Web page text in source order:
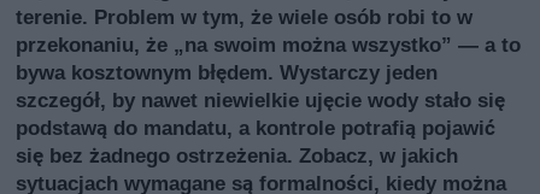
terenie. Problem w tym, że wiele osób robi to w
przekonaniu, że „na swoim można wszystko” — a to
bywa kosztownym błędem. Wystarczy jeden
szczegół, by nawet niewielkie ujęcie wody stało się
podstawą do mandatu, a kontrole potrafią pojawić
się bez żadnego ostrzeżenia. Zobacz, w jakich
sytuacjach wymagane są formalności, kiedy można